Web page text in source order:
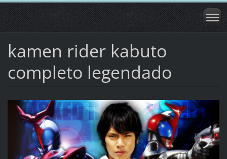
kamen rider kabuto
completo legendado